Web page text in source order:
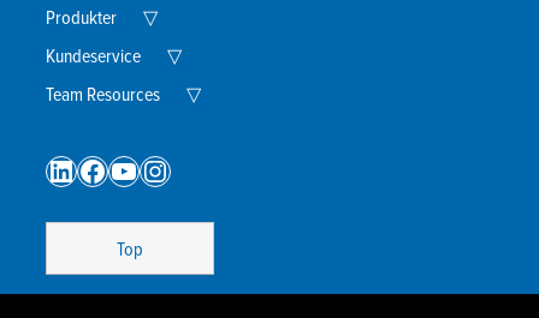
Menu
Produkter ▽Expand
Menu
Kundeservice ▽Expand
Menu
Team Resources ▽Expand
LinkedIn
Facebook
YouTube
Instagram
Top